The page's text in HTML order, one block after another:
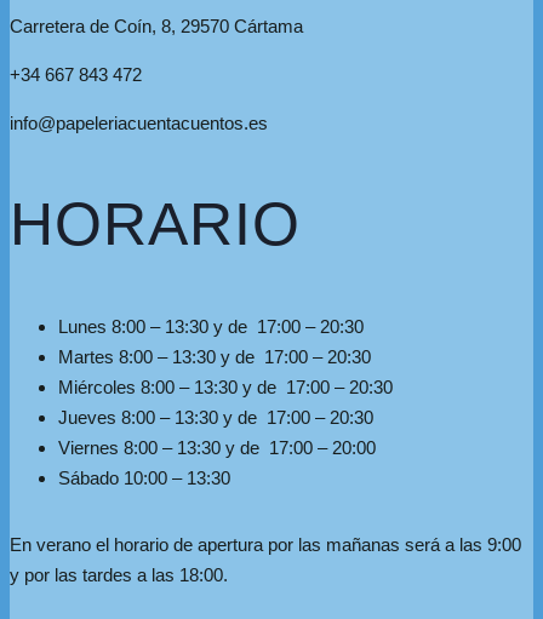
Carretera de Coín, 8, 29570 Cártama
+34 667 843 472
info@papeleriacuentacuentos.es
HORARIO
Lunes 8:00 – 13:30 y de 17:00 – 20:30
Martes 8:00 – 13:30 y de 17:00 – 20:30
Miércoles 8:00 – 13:30 y de 17:00 – 20:30
Jueves 8:00 – 13:30 y de 17:00 – 20:30
Viernes 8:00 – 13:30 y de 17:00 – 20:00
Sábado 10:00 – 13:30
En verano el horario de apertura por las mañanas será a las 9:00
y por las tardes a las 18:00.